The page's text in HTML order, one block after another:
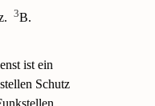
3B.
ist ein
Schutz